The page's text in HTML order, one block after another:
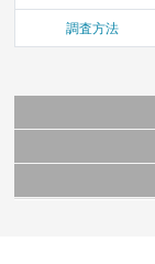
調査方法
当サイトで公開されて
これらの情報を権利者
当サイトに掲載してい
弊社の見解・ 意見では
このサイトでは Cookie